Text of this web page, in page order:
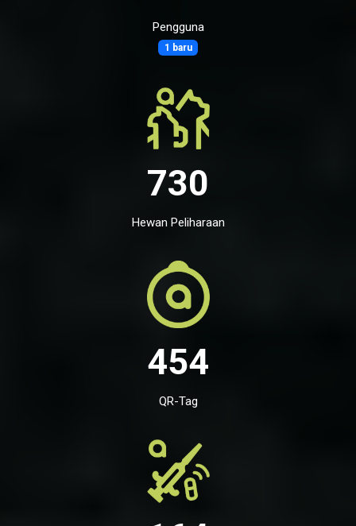
Pengguna
1 baru
730
Hewan Peliharaan
454
QR-Tag